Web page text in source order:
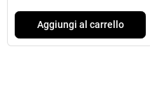
Aggiungi al carrello